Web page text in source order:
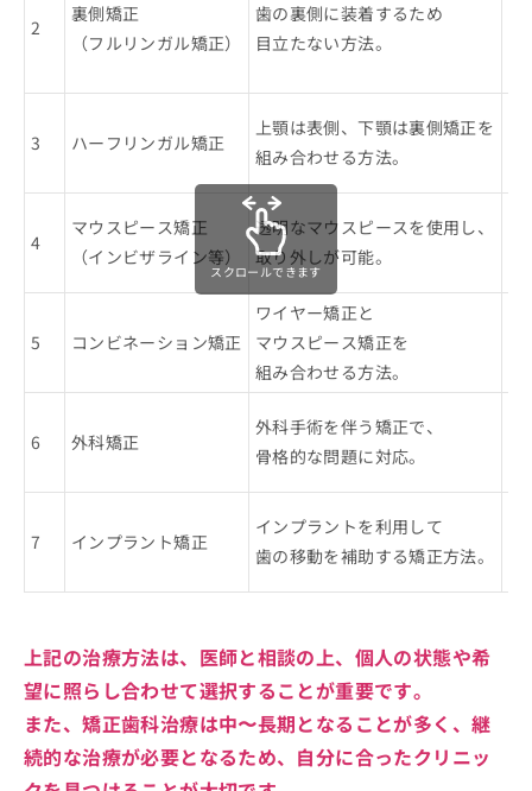
2
裏側矯正
（フルリンガル矯正）
歯の裏側に装着するため
目立たない方法。
3 ハーフリンガル矯正
上顎は表側、下顎は裏側矯正を
組み合わせる方法。
4
マウスピース矯正
（インビザライン等）
透明なマウスピースを使用し、
取り外しが可能。
5 コンビネーション矯正
ワイヤー矯正と
マウスピース矯正を
組み合わせる方法。
6 外科矯正
外科手術を伴う矯正で、
骨格的な問題に対応。
7 インプラント矯正
インプラントを利用して
歯の移動を補助する矯正方法。
スクロールできます
上記の治療方法は、医師と相談の上、個人の状態や希
望に照らし合わせて選択することが重要です。
また、矯正歯科治療は中〜長期となることが多く、継
続的な治療が必要となるため、自分に合ったクリニッ